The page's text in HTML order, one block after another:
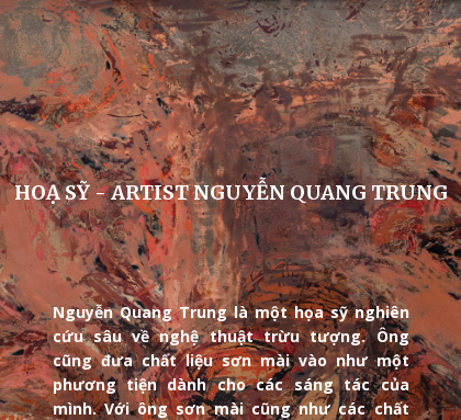
HOẠ SỸ - ARTIST NGUYỄN QUANG TRUNG
Nguyễn Quang Trung là một họa sỹ nghiên
cứu sâu về nghệ thuật trừu tượng. Ông
cũng đưa chất liệu sơn mài vào như một
phương tiện dành cho các sáng tác của
mình. Với ông sơn mài cũng như các chất